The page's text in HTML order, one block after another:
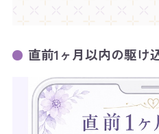
直前1ヶ月以内の駆け